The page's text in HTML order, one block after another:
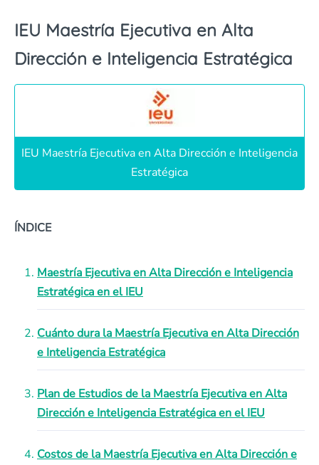
IEU Maestría Ejecutiva en Alta
Dirección e Inteligencia Estratégica
IEU Maestría Ejecutiva en Alta Dirección e Inteligencia
Estratégica
ÍNDICE
Maestría Ejecutiva en Alta Dirección e Inteligencia
Estratégica en el IEU
Cuánto dura la Maestría Ejecutiva en Alta Dirección
e Inteligencia Estratégica
Plan de Estudios de la Maestría Ejecutiva en Alta
Dirección e Inteligencia Estratégica en el IEU
Costos de la Maestría Ejecutiva en Alta Dirección e